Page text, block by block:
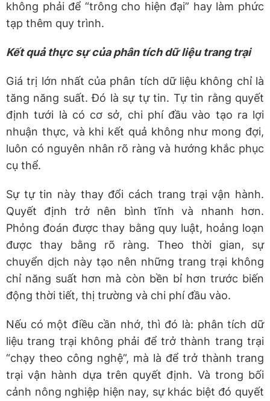
không phải để “trông cho hiện đại” hay làm phức
tạp thêm quy trình.
Kết quả thực sự của phân tích dữ liệu trang trại
Giá trị lớn nhất của phân tích dữ liệu không chỉ là
tăng năng suất. Đó là sự tự tin. Tự tin rằng quyết
định tưới là có cơ sở, chi phí đầu vào tạo ra lợi
nhuận thực, và khi kết quả không như mong đợi,
luôn có nguyên nhân rõ ràng và hướng khắc phục
cụ thể.
Sự tự tin này thay đổi cách trang trại vận hành.
Quyết định trở nên bình tĩnh và nhanh hơn.
Phỏng đoán được thay bằng quy luật, hoảng loạn
được thay bằng rõ ràng. Theo thời gian, sự
chuyển dịch này tạo nên những trang trại không
chỉ năng suất hơn mà còn bền bỉ hơn trước biến
động thời tiết, thị trường và chi phí đầu vào.
Nếu có một điều cần nhớ, thì đó là: phân tích dữ
liệu trang trại không phải để trở thành trang trại
“chạy theo công nghệ”, mà là để trở thành trang
trại vận hành dựa trên quyết định. Và trong bối
cảnh nông nghiệp hiện nay, sự khác biệt đó quyết